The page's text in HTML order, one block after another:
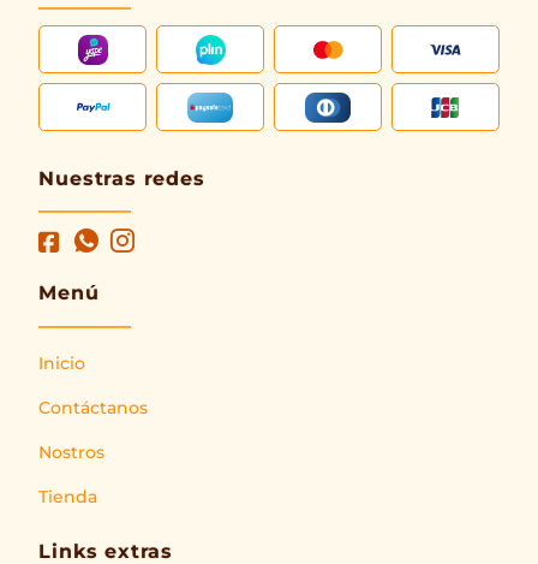
Nuestras redes
Menú
Inicio
Contáctanos
Nostros
Tienda
Links extras